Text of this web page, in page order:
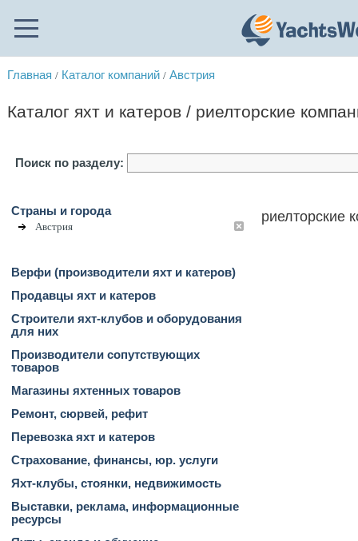
Главная / Каталог компаний / Австрия
Каталог яхт и катеров / риелторские
Поиск по разделу:
Страны и города
Австрия
Верфи (производители яхт и катеров)
Продавцы яхт и катеров
Строители яхт-клубов и оборудования
для них
Производители сопутствующих
товаров
Магазины яхтенных товаров
Ремонт, сюрвей, рефит
Перевозка яхт и катеров
Страхование, финансы, юр. услуги
Яхт-клубы, стоянки, недвижимость
Выставки, реклама, информационные
ресурсы
риелторские